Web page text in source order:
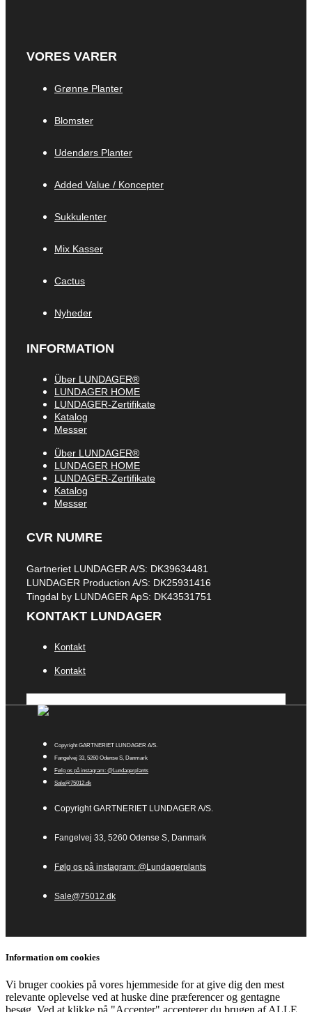
VORES VARER
Grønne Planter
Blomster
Udendørs Planter
Added Value / Koncepter
Sukkulenter
Mix Kasser
Cactus
Nyheder
INFORMATION
Über LUNDAGER®
LUNDAGER HOME
LUNDAGER-Zertifikate
Katalog
Messer
Über LUNDAGER®
LUNDAGER HOME
LUNDAGER-Zertifikate
Katalog
Messer
CVR NUMRE
Gartneriet LUNDAGER A/S: DK39634481
LUNDAGER Production A/S: DK25931416
Tingdal by LUNDAGER ApS: DK43531751
KONTAKT LUNDAGER
Kontakt
Kontakt
Copyright GARTNERIET LUNDAGER A/S.
Fangelvej 33, 5260 Odense S, Danmark
Følg os på instagram: @Lundagerplants
Sale@75012.dk
Copyright GARTNERIET LUNDAGER A/S.
Fangelvej 33, 5260 Odense S, Danmark
Følg os på instagram: @Lundagerplants
Sale@75012.dk
Information om cookies
Vi bruger cookies på vores hjemmeside for at give dig den mest
relevante oplevelse ved at huske dine præferencer og gentagne